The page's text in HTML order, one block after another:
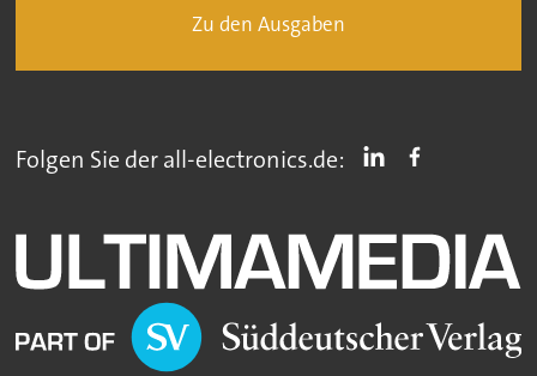
Zu den Ausgaben
Folgen Sie der all-electronics.de: